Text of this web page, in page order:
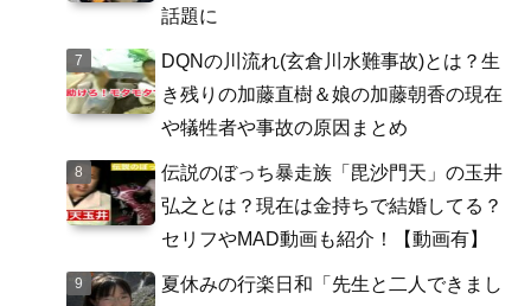
話題に
DQNの川流れ(玄倉川水難事故)とは？生
き残りの加藤直樹＆娘の加藤朝香の現在
や犠牲者や事故の原因まとめ
伝説のぼっち暴走族「毘沙門天」の玉井
弘之とは？現在は金持ちで結婚してる？
セリフやMAD動画も紹介！【動画有】
夏休みの行楽日和「先生と二人できまし